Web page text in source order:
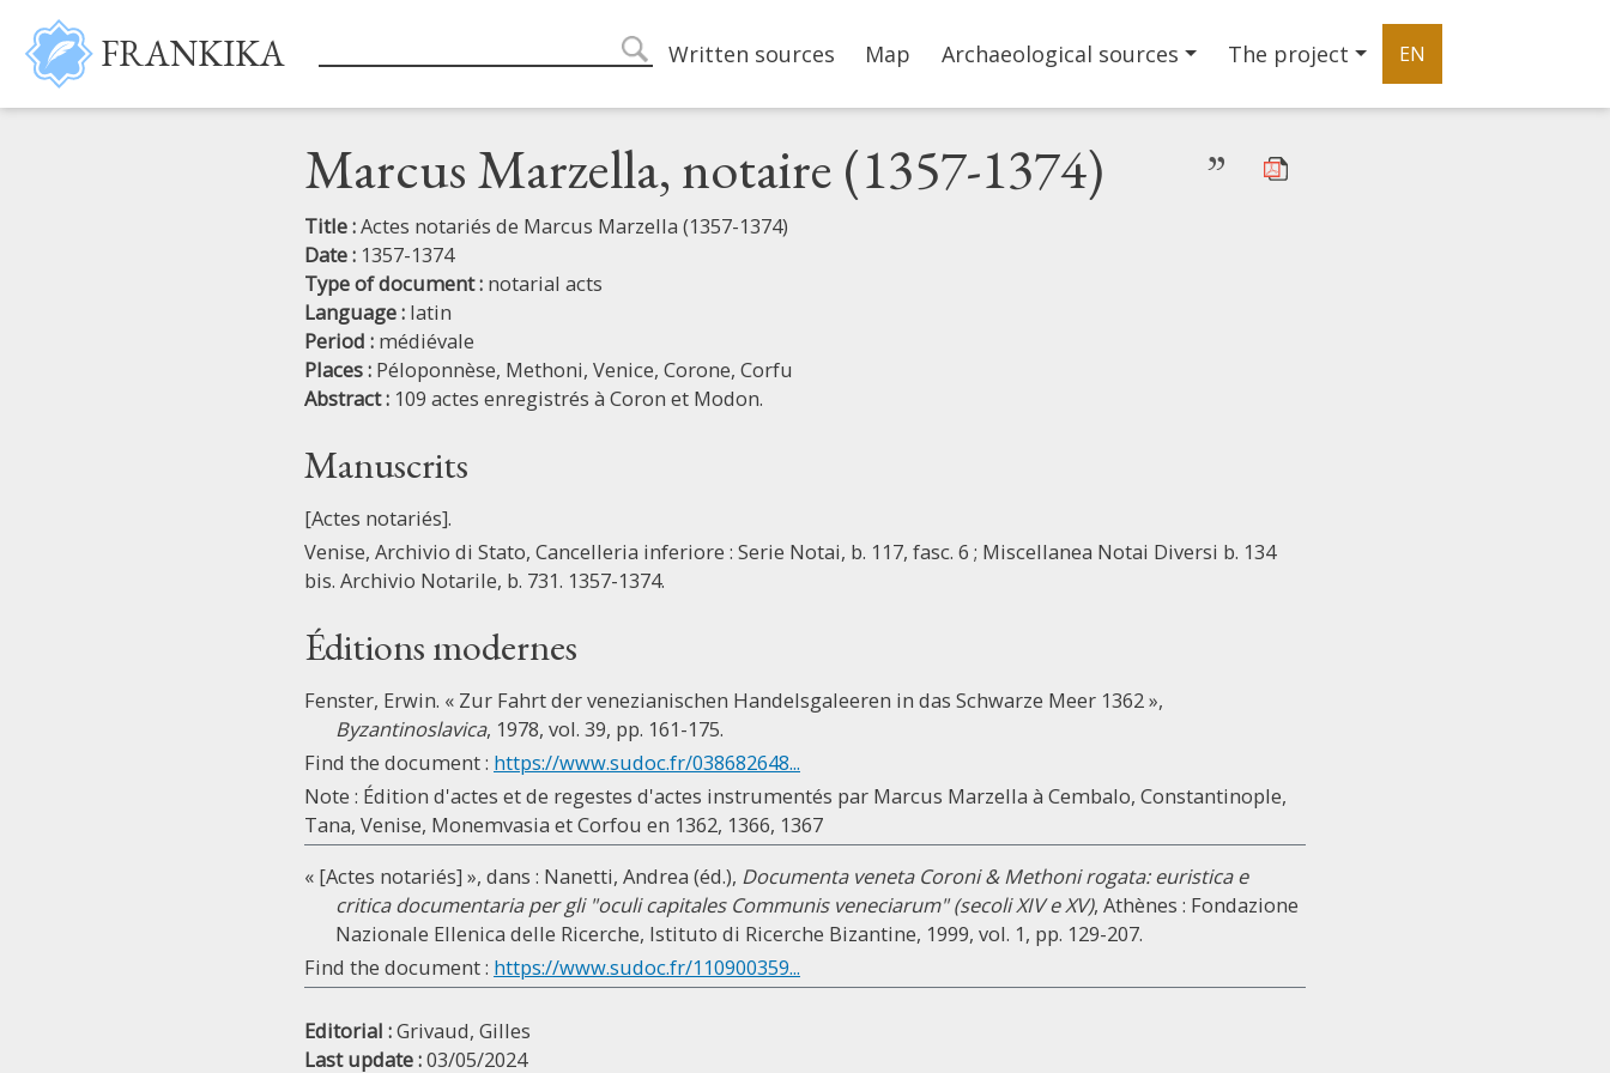
Skip to main content
FRANKIKA search
Main navigation
Written sources Map Archaeological sources The project EN
Marcus Marzella, notaire (1357-1374) ”
Title :Actes notariés de Marcus Marzella (1357-1374)
Date : 1357-1374
Type of document : notarial acts
Language : latin
Period : médiévale
Places : Péloponnèse, Methoni, Venice, Corone, Corfu
Abstract : 109 actes enregistrés à Coron et Modon.
Manuscrits
[Actes notariés].
Venise, Archivio di Stato, Cancelleria inferiore : Serie Notai, b. 117, fasc. 6 ; Miscellanea Notai Diversi b. 134
bis. Archivio Notarile, b. 731. 1357-1374.
Éditions modernes
Fenster, Erwin. « Zur Fahrt der venezianischen Handelsgaleeren in das Schwarze Meer 1362 »,
Byzantinoslavica, 1978, vol. 39, pp. 161-175.
Find the document : https://www.sudoc.fr/038682648...
Note : Édition d'actes et de regestes d'actes instrumentés par Marcus Marzella à Cembalo, Constantinople,
Tana, Venise, Monemvasia et Corfou en 1362, 1366, 1367
« [Actes notariés] », dans : Nanetti, Andrea (éd.), Documenta veneta Coroni & Methoni rogata: euristica e
critica documentaria per gli "oculi capitales Communis veneciarum" (secoli XIV e XV), Athènes : Fondazione
Nazionale Ellenica delle Ricerche, Istituto di Ricerche Bizantine, 1999, vol. 1, pp. 129-207.
Find the document : https://www.sudoc.fr/110900359...
Editorial :Grivaud, Gilles
Last update :03/05/2024